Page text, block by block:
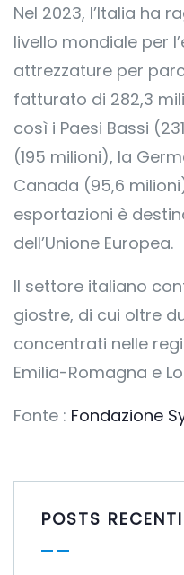
Nel 2023, l’Italia ha
livello mondiale per
attrezzature per
fatturato di 282,3
così i Paesi Bassi
(195 milioni), la
Canada (95,6
esportazioni è
dell’Unione Europea.
Il settore italiano
giostre, di cui oltre
concentrati nelle
Emilia-Romagna e
Fonte : Fondazione
POSTS RECENTI